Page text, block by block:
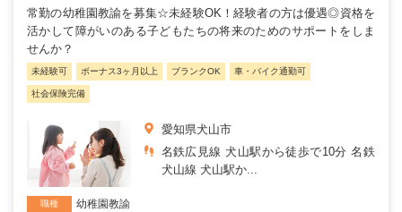
常勤の幼稚園教諭を募集☆未経験OK！経験者の方は優遇◎資格を
活かして障がいのある子どもたちの将来のためのサポートをしま
せんか？
未経験可 ボーナス3ヶ月以上 ブランクOK 車・バイク通勤可
社会保険完備
愛知県犬山市
名鉄広見線 犬山駅から徒歩で10分 名鉄
犬山線 犬山駅か...
職種 幼稚園教諭